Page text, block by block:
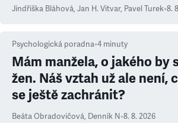
Jindřiška Bláhová, Jan H. Vitvar, Pavel Turek•8.
Psychologická poradna•4 minuty
Mám manžela, o jakého by
žen. Náš vztah už ale není,
se ještě zachránit?
Beáta Obradovičová, Denník N•8. 8. 2026